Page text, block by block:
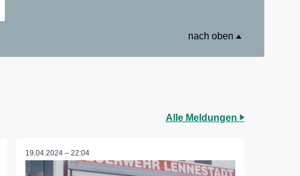
nach oben
Alle Meldungen
19.04.2024 – 22:04